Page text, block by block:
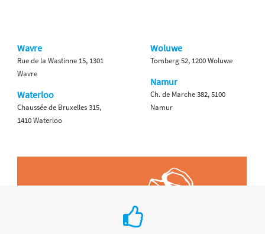
Wavre
Rue de la Wastinne 15, 1301
Wavre
Waterloo
Chaussée de Bruxelles 315,
1410 Waterloo
Woluwe
Tomberg 52, 1200 Woluwe
Namur
Ch. de Marche 382, 5100
Namur